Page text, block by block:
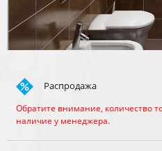
Распродажа
Обратите внимание, количество
наличие у менеджера.